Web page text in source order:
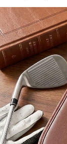
Vêtement